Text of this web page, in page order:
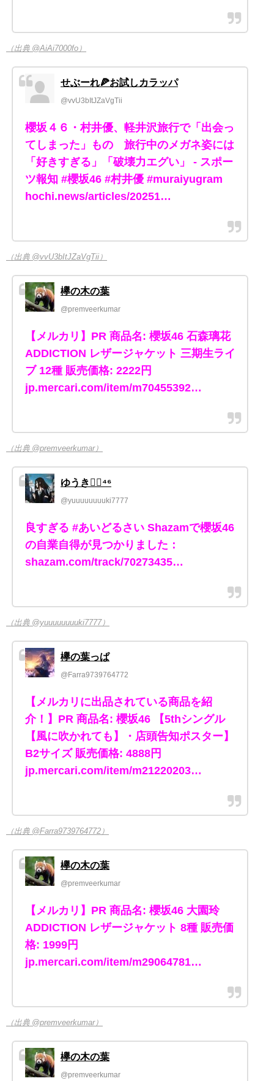
（出典 @AiAi7000fo）
せぶーれ🍕お試しカラッパ
@vvU3bItJZaVgTii
櫻坂４６・村井優、軽井沢旅行で「出会っ
てしまった」もの 旅行中のメガネ姿には
「好きすぎる」「破壊力エグい」 - スポー
ツ報知 #櫻坂46 #村井優 #muraiyugram
hochi.news/articles/20251…
（出典 @vvU3bItJZaVgTii）
欅の木の葉
@premveerkumar
【メルカリ】PR 商品名: 櫻坂46 石森璃花
ADDICTION レザージャケット 三期生ライ
ブ 12種 販売価格: 2222円
jp.mercari.com/item/m70455392…
（出典 @premveerkumar）
ゆうき◢͟￨⁴⁶
@yuuuuuuuuki7777
良すぎる #あいどるさい Shazamで櫻坂46
の自業自得が見つかりました：
shazam.com/track/70273435…
（出典 @yuuuuuuuuki7777）
欅の葉っぱ
@Farra9739764772
【メルカリに出品されている商品を紹
介！】PR 商品名: 櫻坂46 【5thシングル
【風に吹かれても】・店頭告知ポスター】
B2サイズ 販売価格: 4888円
jp.mercari.com/item/m21220203…
（出典 @Farra9739764772）
欅の木の葉
@premveerkumar
【メルカリ】PR 商品名: 櫻坂46 大園玲
ADDICTION レザージャケット 8種 販売価
格: 1999円
jp.mercari.com/item/m29064781…
（出典 @premveerkumar）
欅の木の葉
@premveerkumar